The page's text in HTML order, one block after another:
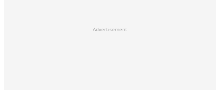
Advertisement